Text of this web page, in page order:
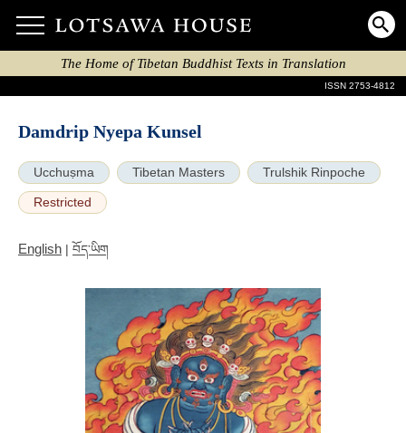
The Home of Tibetan Buddhist Texts in Translation
ISSN 2753-4812
Damdrip Nyepa Kunsel
Ucchuṣma Tibetan Masters Trulshik Rinpoche
Restricted
English | བོད་ཡིག